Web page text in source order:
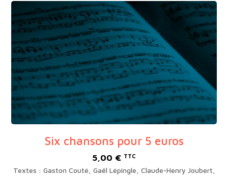
12,00 €
120,00 €
Six chansons pour 5 euros
5,00 € TTC
Textes : Gaston Couté, Gaël Lépingle, Claude-Henry Joubert,